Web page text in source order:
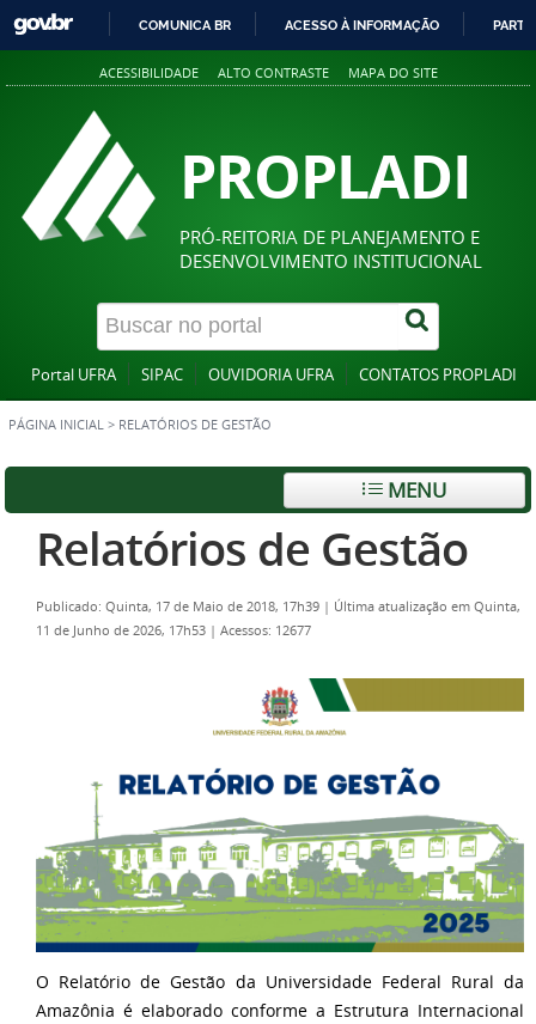
PARA
COMUNICA BR ACESSO À INFORMAÇÃO
ACESSIBILIDADE ALTO CONTRASTE MAPA DO SITE
PROPLADI
PRÓ-REITORIA DE PLANEJAMENTO E
DESENVOLVIMENTO INSTITUCIONAL
Portal UFRA SIPAC OUVIDORIA UFRA CONTATOS PROPLADI
PÁGINA INICIAL > RELATÓRIOS DE GESTÃO
MENU
Relatórios de Gestão
Publicado: Quinta, 17 de Maio de 2018, 17h39 | Última atualização em Quinta,
11 de Junho de 2026, 17h53 | Acessos: 12677
O Relatório de Gestão da Universidade Federal Rural da
Amazônia é elaborado conforme a Estrutura Internacional